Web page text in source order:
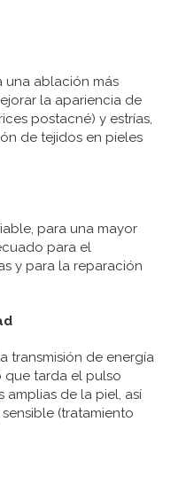
una ablación más
la apariencia de
postacné) y estrías,
de tejidos en pieles
para una mayor
para el
y para la reparación
transmisión de energía
que tarda el pulso
de la piel, así
(tratamiento